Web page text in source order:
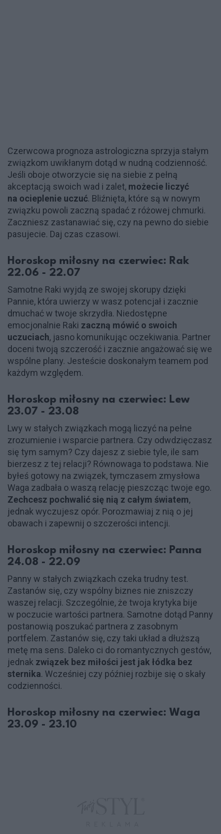
Czerwcowa prognoza astrologiczna sprzyja stałym
związkom uwikłanym dotąd w nudną codzienność.
Jeśli oboje otworzycie się na siebie z pełną
akceptacją swoich wad i zalet, możecie liczyć
na ocieplenie uczuć. Bliźnięta, które są w nowym
związku powoli zaczną spadać z różowej chmurki.
Zaczniesz zastanawiać się, czy na pewno do siebie
pasujecie. Daj czas czasowi.
Horoskop miłosny na czerwiec: Rak
22.06 - 22.07
Samotne Raki wyjdą ze swojej skorupy dzięki
Pannie, która uwierzy w wasz potencjał i zacznie
dmuchać w twoje skrzydła. Niedostępne
emocjonalnie Raki zaczną mówić o swoich
uczuciach, jasno komunikując oczekiwania. Partner
doceni twoją szczerość i zacznie angażować się we
wspólne plany. Jesteście doskonałym teamem pod
każdym względem.
Horoskop miłosny na czerwiec: Lew
23.07 - 23.08
Lwy w stałych związkach mogą liczyć na pełne
zrozumienie i wsparcie partnera. Czy odwdzięczasz
się tym samym? Czy dajesz z siebie tyle, ile sam
bierzesz z tej relacji? Równowaga to podstawa. Nie
byłeś gotowy na związek, tymczasem zmysłowa
Waga zadbała o waszą relację pieszcząc twoje ego.
Zechcesz pochwalić się nią z całym światem,
jednak wyczujesz opór. Porozmawiaj z nią o jej
obawach i zapewnij o szczerości intencji.
Horoskop miłosny na czerwiec: Panna
24.08 - 22.09
Panny w stałych związkach czeka trudny test.
Zastanów się, czy wspólny biznes nie zniszczy
waszej relacji. Szczególnie, że twoja krytyka bije
w poczucie wartości partnera. Samotne dotąd Panny
postanowią poszukać partnera z zasobnym
portfelem. Zastanów się, czy taki układ a dłuższą
metę ma sens. Daleko ci do romantycznych gestów,
jednak związek bez miłości jest jak łódka bez
sternika. Wcześniej czy później rozbije się o skały
codzienności.
Horoskop miłosny na czerwiec: Waga
23.09 - 23.10